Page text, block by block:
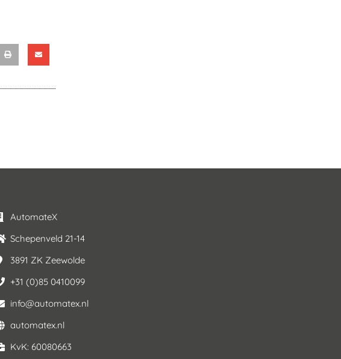
AutomateX
Schepenveld 21-14
3891 ZK Zeewolde
+31 (0)85 0410099
info@automatex.nl
automatex.nl
KvK: 60080663